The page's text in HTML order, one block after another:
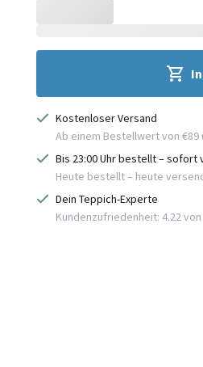
Kostenloser Versand
Ab einem Bestellwert von
Bis 23:00 Uhr bestellt – sofort
Heute bestellt – heute
Dein Teppich-Experte
Kundenzufriedenheit: 4.22 von 5